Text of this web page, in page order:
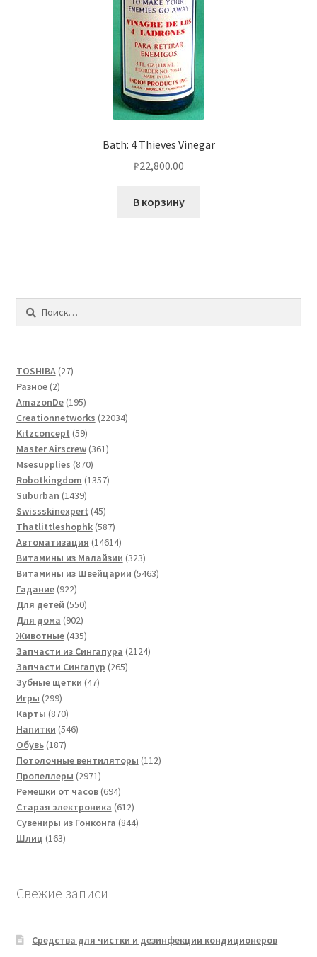
Bath: 4 Thieves Vinegar
₽22,800.00
В корзину
Найти:
TOSHIBA 2727
Разное 22
товара
AmazonDe 195195
товаров
Creationnetworks 2203422034
Kitzconcept 5959
товаров
Master Airscrew 361361
Msesupplies 870870
товаров
Robotkingdom 13571357
Suburban 14391439
товаров
Swissskinexpert 4545
товаров
Thatlittleshophk 587587
товаров
Автоматизация 1461414614
товаров
Витамины из Малайзии 323323
товара
Витамины из Швейцарии 54635463
Гадание 922922
товара
Для детей 550550
Для дома 902902
товара
Животные 435435
товаров
Запчасти из Сингапура 21242124
Запчасти Сингапур 265265
Зубные щетки 4747
Игры 299299
товаров
Карты 870870
товаров
Напитки 546546
Обувь 187187
товаров
Потолочные вентиляторы 112112
Пропеллеры 29712971
товар
Ремешки от часов 694694
товара
Старая электроника 612612
товаров
Сувениры из Гонконга 844844
Шлиц 163163
Свежие записи
Средства для чистки и дезинфекции кондиционеров